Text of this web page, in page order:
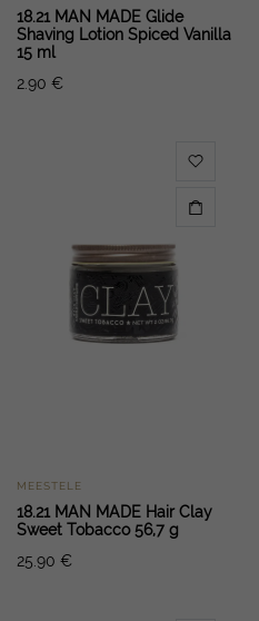
18.21 MAN MADE Glide
Shaving Lotion Spiced Vanilla
15 ml
2.90 €
MEESTELE
18.21 MAN MADE Hair Clay
Sweet Tobacco 56,7 g
25.90 €